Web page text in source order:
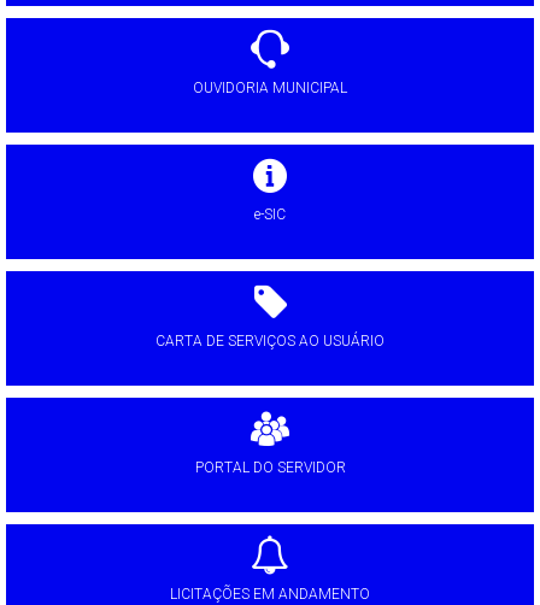
OUVIDORIA MUNICIPAL
e-SIC
CARTA DE SERVIÇOS AO USUÁRIO
PORTAL DO SERVIDOR
LICITAÇÕES EM ANDAMENTO